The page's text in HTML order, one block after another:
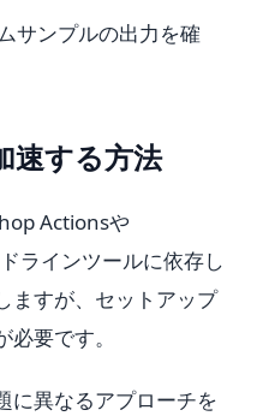
サンプルの出力を確
速する方法
Actionsや
ラインツールに依存し
ますが、セットアップ
要です。
に異なるアプローチを